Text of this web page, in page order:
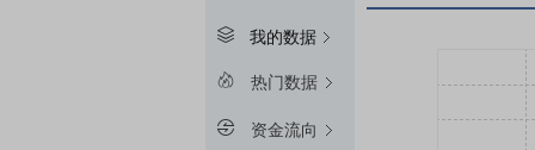
我的数据
热门数据
资金流向